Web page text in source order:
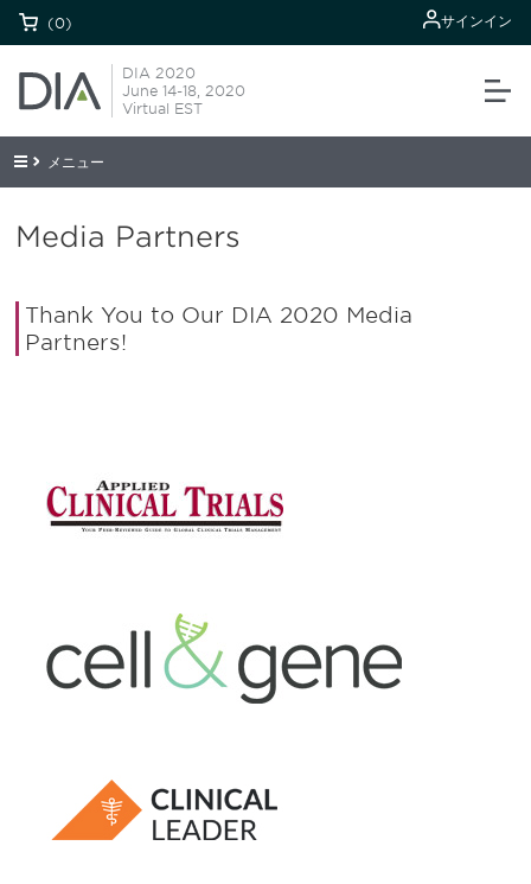
(0) サインイン
DIA 2020
June 14-18, 2020
Virtual EST
メニュー
Media Partners
Thank You to Our DIA 2020 Media
Partners!